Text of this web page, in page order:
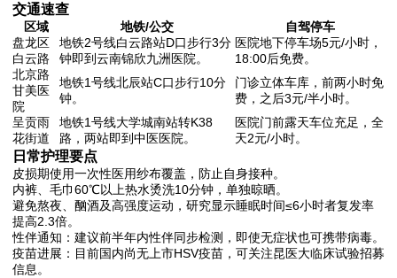
交通速查
区域 地铁/公交
自驾停车
盘龙区
白云路
地铁2号线白云路站D口步行3分
钟即到云南锦欣九洲医院。
医院地下停车场5元/小时，
18:00后免费。
北京路
甘美医
院
地铁1号线北辰站C口步行10分
钟。
门诊立体车库，前两小时免
费，之后3元/半小时。
呈贡雨
花街道
地铁1号线大学城南站转K38
路，两站即到中医医院。
医院门前露天车位充足，全
天2元/小时。
日常护理要点
皮损期使用一次性医用纱布覆盖，防止自身接种。
内裤、毛巾60℃以上热水烫洗10分钟，单独晾晒。
避免熬夜、酗酒及高强度运动，研究显示睡眠时间≤6小时者复发率
提高2.3倍。
性伴通知：建议前半年内性伴同步检测，即使无症状也可携带病毒。
疫苗进展：目前国内尚无上市HSV疫苗，可关注昆医大临床试验招募
信息。